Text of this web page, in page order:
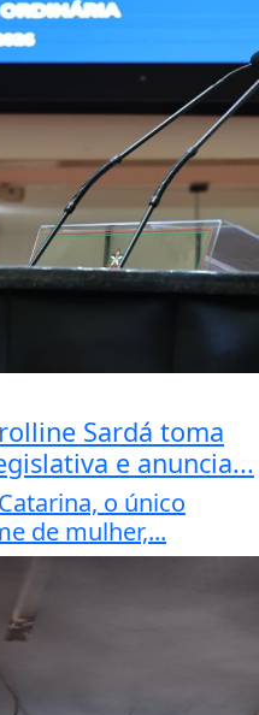
Sardá toma
e anuncia...
o único
de mulher,...